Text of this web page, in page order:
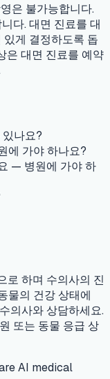
은 불가능합니다.
다. 대면 진료를 대
게 결정하도록 돕
은 대면 진료를 예약
나요?
에 가야 하나요?
— 병원에 가야 하
로 하며 수의사의 진
물의 건강 상태에
의사와 상담하세요.
또는 동물 응급 상
AI medical